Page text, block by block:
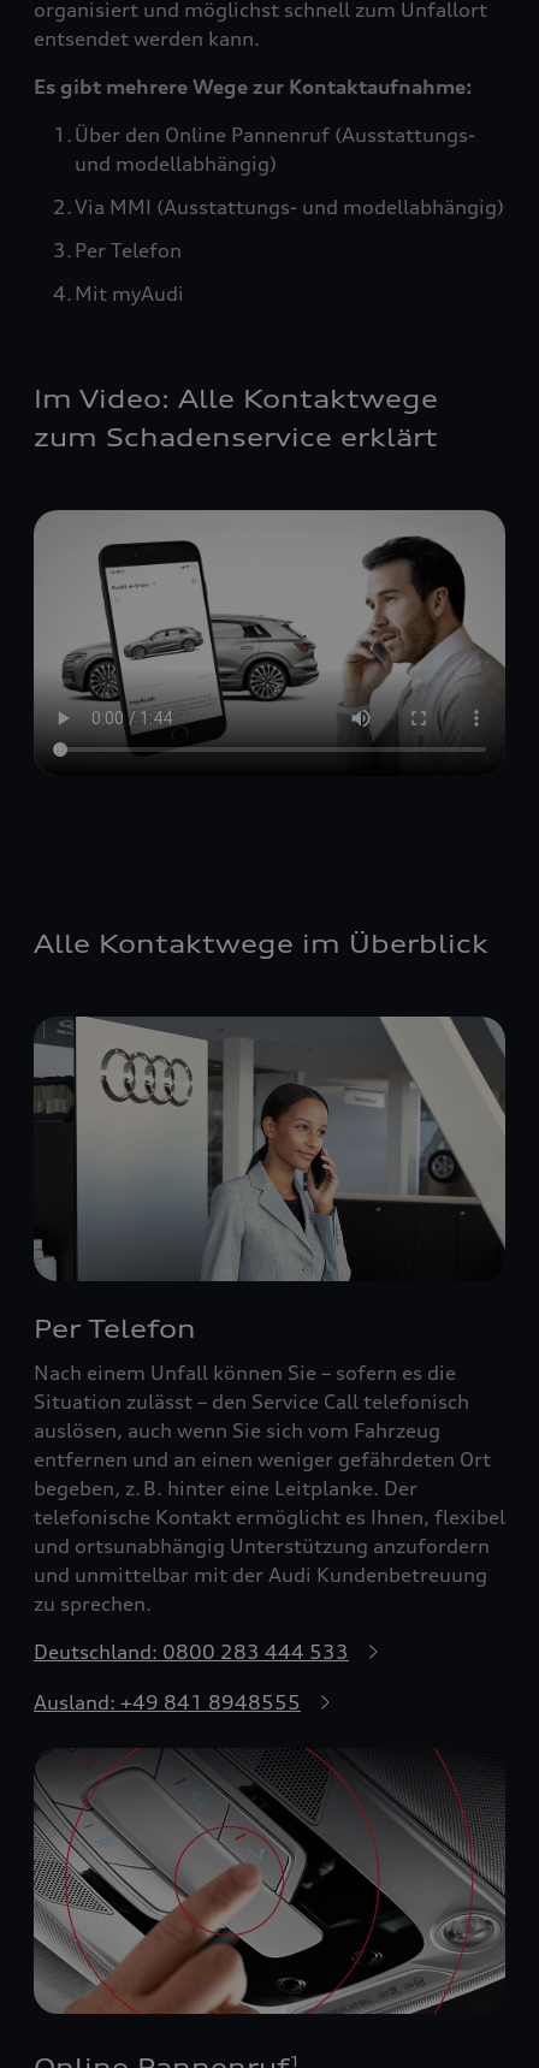
organisiert und möglichst schnell zum Unfallort
entsendet werden kann.
Es gibt mehrere Wege zur Kontaktaufnahme:
Über den Online Pannenruf (Ausstattungs-
und modellabhängig)
Via MMI (Ausstattungs- und modellabhängig)
Per Telefon
Mit myAudi
Im Video: Alle Kontaktwege
zum Schadenservice erklärt
Alle Kontaktwege im Überblick
Per Telefon
Nach einem Unfall können Sie – sofern es die
Situation zulässt – den Service Call telefonisch
auslösen, auch wenn Sie sich vom Fahrzeug
entfernen und an einen weniger gefährdeten Ort
begeben, z. B. hinter eine Leitplanke. Der
telefonische Kontakt ermöglicht es Ihnen, flexibel
und ortsunabhängig Unterstützung anzufordern
und unmittelbar mit der Audi Kundenbetreuung
zu sprechen.
Deutschland: 0800 283 444 533
Ausland: +49 841 8948555
1